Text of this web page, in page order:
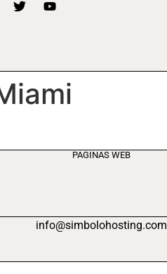
PAGINAS WEB
info@simbolohosting.com